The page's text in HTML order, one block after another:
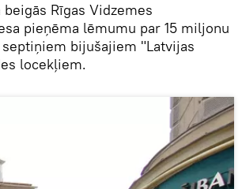
beigās Rīgas Vidzemes
pieņēma lēmumu par 15 miljonu
bijušajiem "Latvijas
locekļiem.